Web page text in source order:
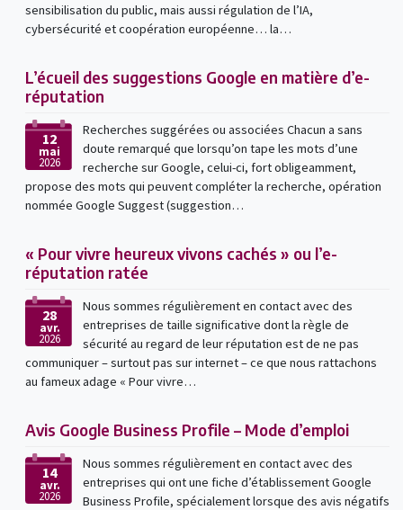
sensibilisation du public, mais aussi régulation de l’IA,
cybersécurité et coopération européenne… la…
L’écueil des suggestions Google en matière d’e-
réputation
12
mai
2026
Recherches suggérées ou associées Chacun a sans
doute remarqué que lorsqu’on tape les mots d’une
recherche sur Google, celui-ci, fort obligeamment,
propose des mots qui peuvent compléter la recherche, opération
nommée Google Suggest (suggestion…
« Pour vivre heureux vivons cachés » ou l’e-
réputation ratée
28
avr.
2026
Nous sommes régulièrement en contact avec des
entreprises de taille significative dont la règle de
sécurité au regard de leur réputation est de ne pas
communiquer – surtout pas sur internet – ce que nous rattachons
au fameux adage « Pour vivre…
Avis Google Business Profile – Mode d’emploi
14
avr.
2026
Nous sommes régulièrement en contact avec des
entreprises qui ont une fiche d’établissement Google
Business Profile, spécialement lorsque des avis négatifs